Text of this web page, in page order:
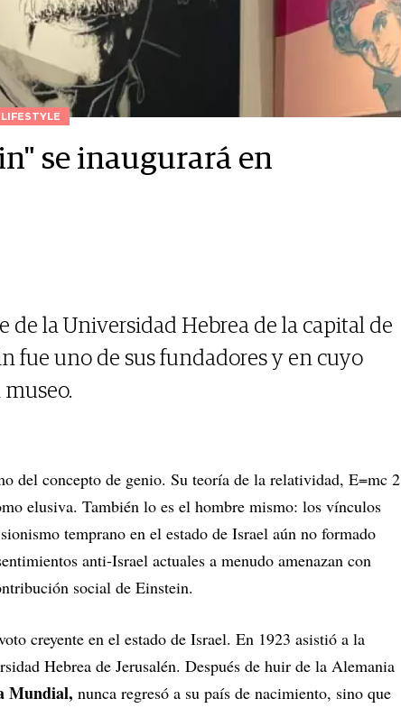
LIFESTYLE
se inaugurará en
de la Universidad Hebrea de la capital de
fue uno de sus fundadores y en cuyo
del concepto de genio. Su teoría de la relatividad, E=mc 2
elusiva. También lo es el hombre mismo: los vínculos
temprano en el estado de Israel aún no formado
anti-Israel actuales a menudo amenazan con
social de Einstein.
creyente en el estado de Israel. En 1923 asistió a la
Hebrea de Jerusalén. Después de huir de la Alemania
Mundial, nunca regresó a su país de nacimiento, sino que